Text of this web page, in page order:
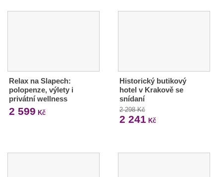
Relax na Slapech:
polopenze, výlety i
privátní wellness
2 599 Kč
Historický butikový
hotel v Krakově se
snídaní
2 298 Kč
2 241 Kč